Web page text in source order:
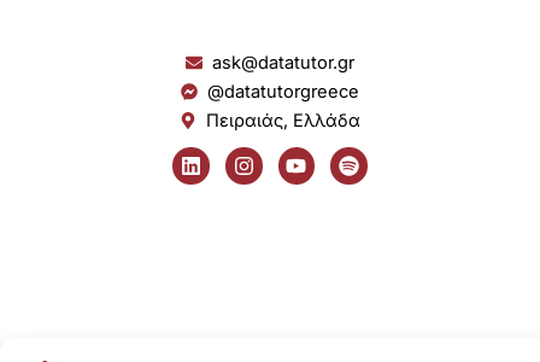
ask@datatutor.gr
@datatutorgreece
Πειραιάς, Ελλάδα
L
i
n
I
n
s
Y
o
u
S
p
o